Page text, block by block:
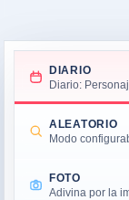
DIARIO
Diario:
ALEATORIO
Modo
FOTO
Adivina por la